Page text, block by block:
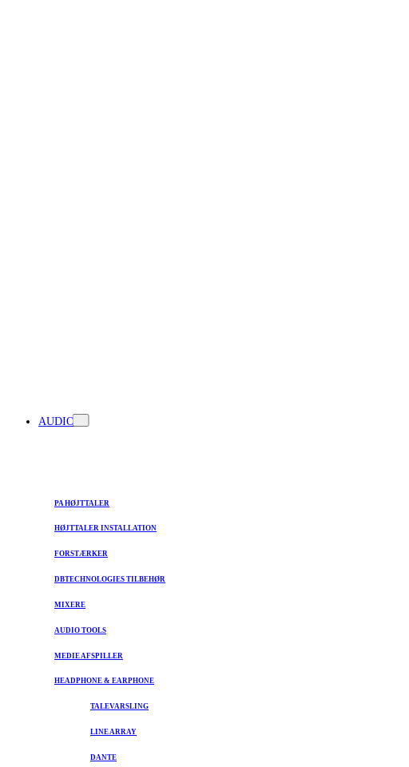
AUDIO
PA HØJTTALER
HØJTTALER INSTALLATION
FORSTÆRKER
DBTECHNOLOGIES TILBEHØR
MIXERE
AUDIO TOOLS
MEDIE AFSPILLER
HEADPHONE & EARPHONE
TALEVARSLING
LINE ARRAY
DANTE